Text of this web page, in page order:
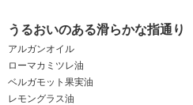
うるおいのある滑らかな指通
アルガンオイル
ローマカミツレ油
ベルガモット果実油
レモングラス油